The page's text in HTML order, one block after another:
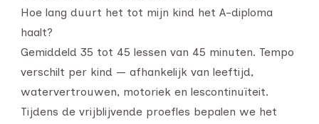
Hoe lang duurt het tot mijn kind het A-diploma
haalt?
Gemiddeld 35 tot 45 lessen van 45 minuten. Tempo
verschilt per kind — afhankelijk van leeftijd,
watervertrouwen, motoriek en lescontinuïteit.
Tijdens de vrijblijvende proefles bepalen we het